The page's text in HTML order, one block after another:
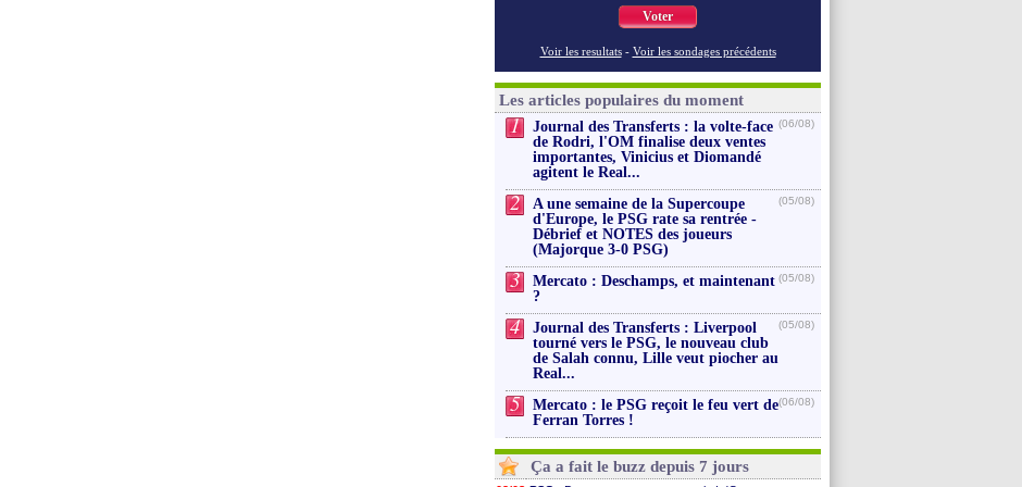
Voter
Voir les resultats - Voir les sondages précédents
Les articles populaires du moment
1
Journal des Transferts : la volte-face
de Rodri, l'OM finalise deux ventes
importantes, Vinicius et Diomandé
agitent le Real...
(06/08)
2
A une semaine de la Supercoupe
d'Europe, le PSG rate sa rentrée -
Débrief et NOTES des joueurs
(Majorque 3-0 PSG)
(05/08)
3
Mercato : Deschamps, et maintenant
?
(05/08)
4
Journal des Transferts : Liverpool
tourné vers le PSG, le nouveau club
de Salah connu, Lille veut piocher au
Real...
(05/08)
5
Mercato : le PSG reçoit le feu vert de
Ferran Torres !
(06/08)
Ça a fait le buzz depuis 7 jours